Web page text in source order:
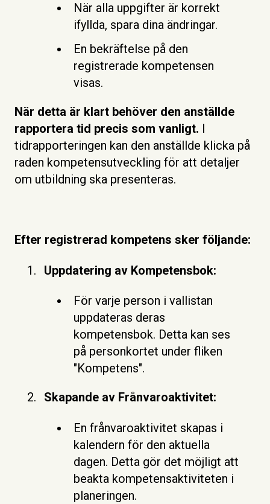
När alla uppgifter är korrekt
ifyllda, spara dina ändringar.
En bekräftelse på den
registrerade kompetensen
visas.
När detta är klart behöver den anställde
rapportera tid precis som vanligt. I
tidrapporteringen kan den anställde klicka på
raden kompetensutveckling för att detaljer
om utbildning ska presenteras.
Efter registrerad kompetens sker följande:
Uppdatering av Kompetensbok:
För varje person i vallistan
uppdateras deras
kompetensbok. Detta kan ses
på personkortet under fliken
"Kompetens".
Skapande av Frånvaroaktivitet:
En frånvaroaktivitet skapas i
kalendern för den aktuella
dagen. Detta gör det möjligt att
beakta kompetensaktiviteten i
planeringen.